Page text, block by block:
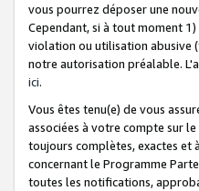
vous pourrez déposer une
Cependant, si à tout moment
violation ou utilisation abusive
notre autorisation préalable.
ici.
Vous êtes tenu(e) de vous
associées à votre compte sur
toujours complètes, exactes et
concernant le Programme
toutes les notifications,